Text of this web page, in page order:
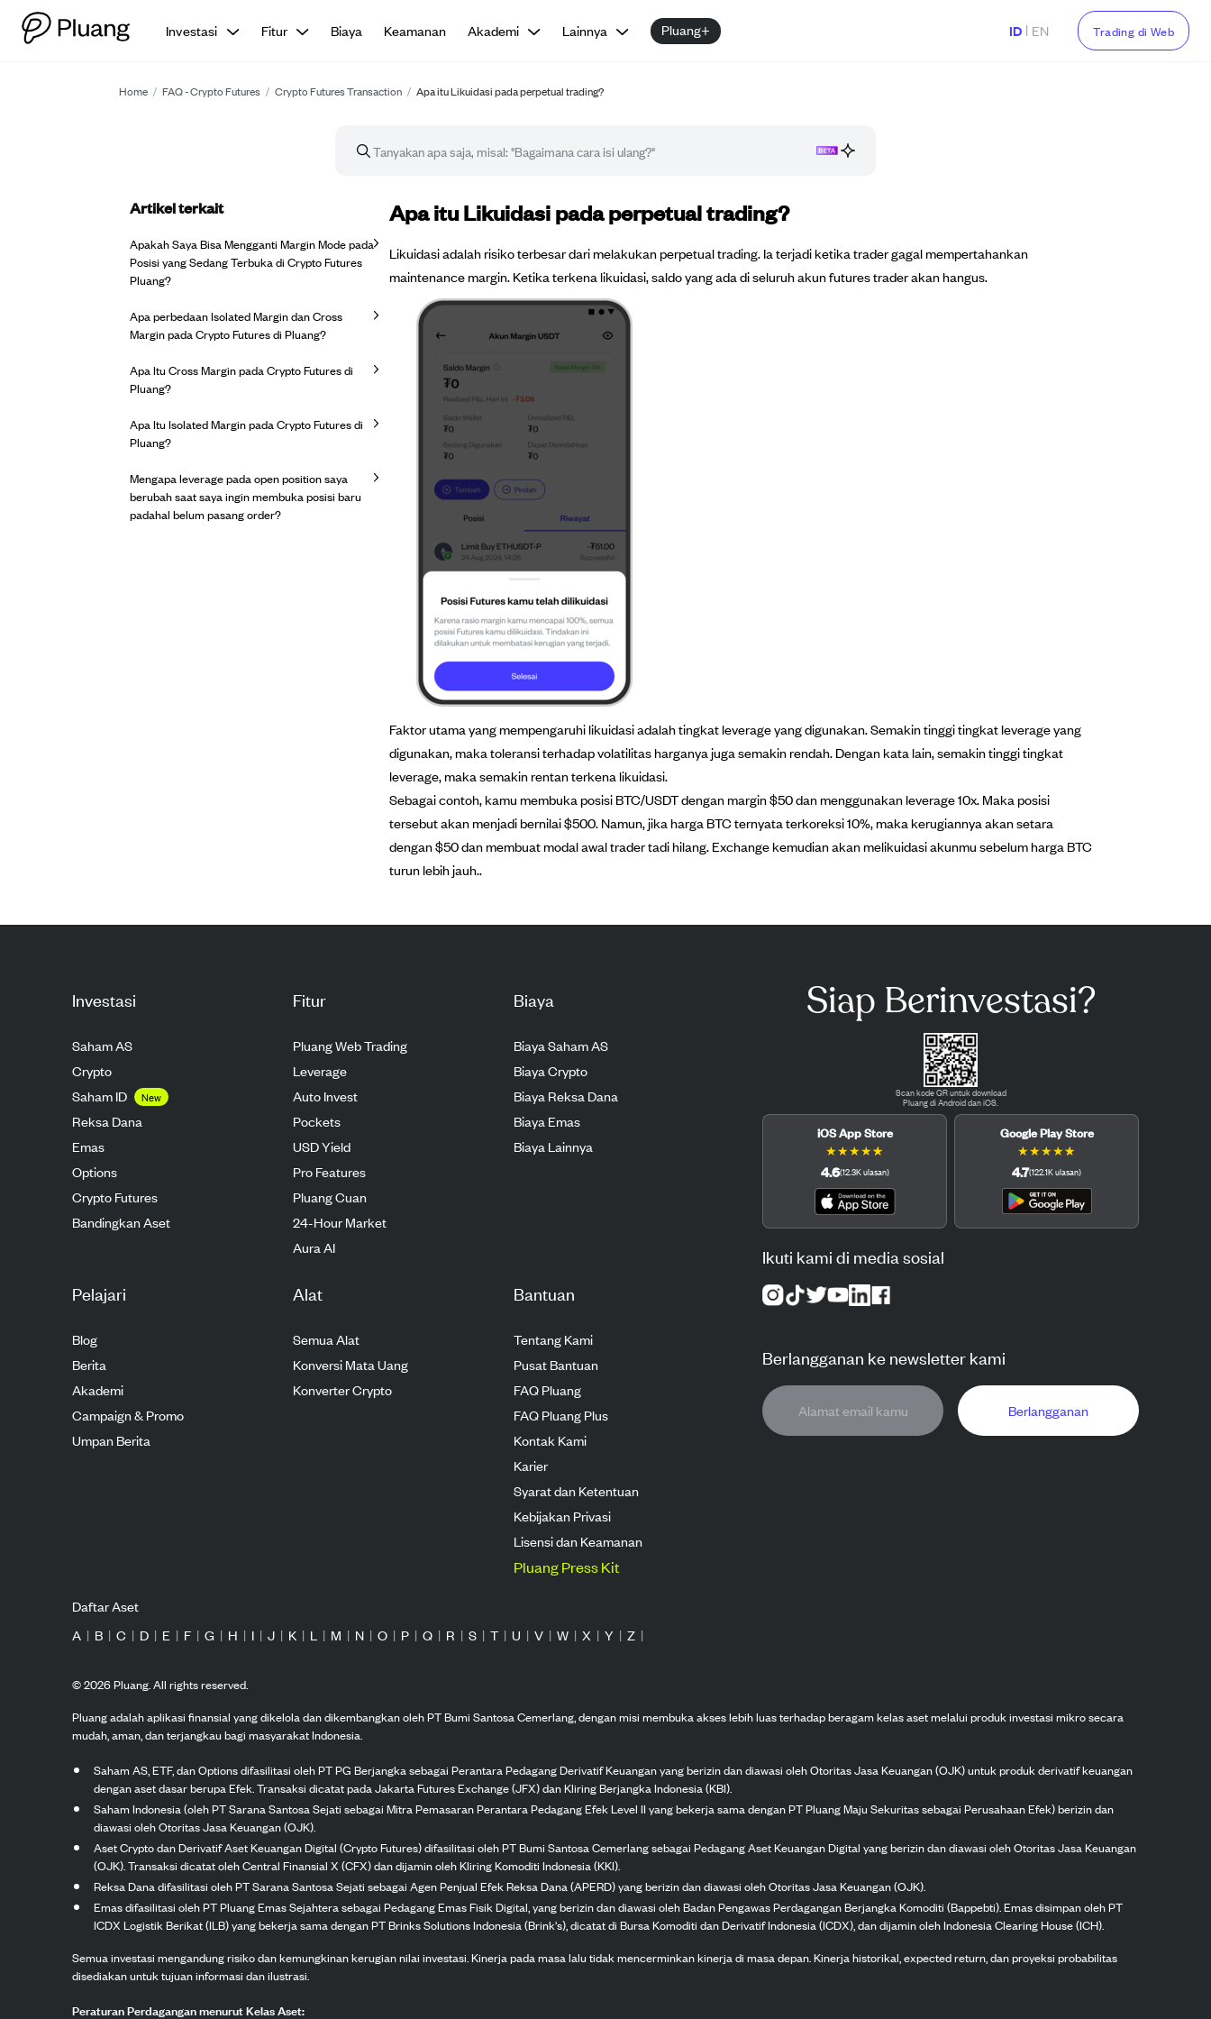
Investasi Fitur Biaya Keamanan Akademi Lainnya Pluang+ ID | EN Trading di Web
Home / FAQ - Crypto Futures / Crypto Futures Transaction / Apa itu Likuidasi pada perpetual trading?
Artikel FAQ
Apa itu Likuidasi pada perpetual trading?
Likuidasi adalah risiko terbesar dari melakukan perpetual trading. Ia terjadi ketika trader gagal mempertahankan
maintenance margin. Ketika terkena likuidasi, saldo yang ada di seluruh akun futures trader akan hangus.
Faktor utama yang mempengaruhi likuidasi adalah tingkat leverage yang digunakan. Semakin tinggi tingkat leverage yang
digunakan, maka toleransi terhadap volatilitas harganya juga semakin rendah. Dengan kata lain, semakin tinggi tingkat
leverage, maka semakin rentan terkena likuidasi.
Sebagai contoh, kamu membuka posisi BTC/USDT dengan margin $50 dan menggunakan leverage 10x. Maka posisi
tersebut akan menjadi bernilai $500. Namun, jika harga BTC ternyata terkoreksi 10%, maka kerugiannya akan setara
dengan $50 dan membuat modal awal trader tadi hilang. Exchange kemudian akan melikuidasi akunmu sebelum harga BTC
turun lebih jauh..
Artikel terkait
Apakah Saya Bisa Mengganti Margin Mode pada
Posisi yang Sedang Terbuka di Crypto Futures
Pluang?
Apa perbedaan Isolated Margin dan Cross
Margin pada Crypto Futures di Pluang?
Apa Itu Cross Margin pada Crypto Futures di
Pluang?
Apa Itu Isolated Margin pada Crypto Futures di
Pluang?
Mengapa leverage pada open position saya
berubah saat saya ingin membuka posisi baru
padahal belum pasang order?
Investasi
Saham AS
Crypto
Saham ID
New
Reksa Dana
Emas
Options
Crypto Futures
Bandingkan Aset
Fitur
Pluang Web Trading
Leverage
Auto Invest
Pockets
USD Yield
Pro Features
Pluang Cuan
24-Hour Market
Aura AI
Biaya
Biaya Saham AS
Biaya Crypto
Biaya Reksa Dana
Biaya Emas
Biaya Lainnya
Pelajari
Blog
Berita
Akademi
Campaign & Promo
Umpan Berita
Alat
Semua Alat
Konversi Mata Uang
Konverter Crypto
Bantuan
Tentang Kami
Pusat Bantuan
FAQ Pluang
FAQ Pluang Plus
Kontak Kami
Karier
Syarat dan Ketentuan
Kebijakan Privasi
Lisensi dan Keamanan
Pluang Press Kit
Siap Berinvestasi?
Scan kode QR untuk download
Pluang di Android dan iOS.
iOS App Store
★★★★★
4.6(12.3Kulasan)
Google Play Store
★★★★★
4.7(122.1Kulasan)
Ikuti kami di media sosial
Berlangganan ke newsletter kami
Berlangganan
Daftar Aset
A | B | C | D | E | F | G | H | I | J | K | L | M | N | O | P | Q | R | S | T | U | V | W | X | Y | Z |
©2026Pluang. All rights reserved.
Pluang adalah aplikasi finansial yang dikelola dan dikembangkan oleh PT Bumi Santosa Cemerlang, dengan misi membuka akses lebih luas terhadap beragam kelas aset melalui produk investasi mikro secara
mudah, aman, dan terjangkau bagi masyarakat Indonesia.
Saham AS, ETF, dan Options difasilitasi oleh PT PG Berjangka sebagai Perantara Pedagang Derivatif Keuangan yang berizin dan diawasi oleh Otoritas Jasa Keuangan (OJK) untuk produk derivatif keuangan
dengan aset dasar berupa Efek. Transaksi dicatat pada Jakarta Futures Exchange (JFX) dan Kliring Berjangka Indonesia (KBI).
Saham Indonesia (oleh PT Sarana Santosa Sejati sebagai Mitra Pemasaran Perantara Pedagang Efek Level II yang bekerja sama dengan PT Pluang Maju Sekuritas sebagai Perusahaan Efek) berizin dan
diawasi oleh Otoritas Jasa Keuangan (OJK).
Aset Crypto dan Derivatif Aset Keuangan Digital (Crypto Futures) difasilitasi oleh PT Bumi Santosa Cemerlang sebagai Pedagang Aset Keuangan Digital yang berizin dan diawasi oleh Otoritas Jasa Keuangan
(OJK). Transaksi dicatat oleh Central Finansial X (CFX) dan dijamin oleh Kliring Komoditi Indonesia (KKI).
Reksa Dana difasilitasi oleh PT Sarana Santosa Sejati sebagai Agen Penjual Efek Reksa Dana (APERD) yang berizin dan diawasi oleh Otoritas Jasa Keuangan (OJK).
Emas difasilitasi oleh PT Pluang Emas Sejahtera sebagai Pedagang Emas Fisik Digital, yang berizin dan diawasi oleh Badan Pengawas Perdagangan Berjangka Komoditi (Bappebti). Emas disimpan oleh PT
ICDX Logistik Berikat (ILB) yang bekerja sama dengan PT Brinks Solutions Indonesia (Brink's), dicatat di Bursa Komoditi dan Derivatif Indonesia (ICDX), dan dijamin oleh Indonesia Clearing House (ICH).
Semua investasi mengandung risiko dan kemungkinan kerugian nilai investasi. Kinerja pada masa lalu tidak mencerminkan kinerja di masa depan. Kinerja historikal, expected return, dan proyeksi probabilitas
disediakan untuk tujuan informasi dan ilustrasi.
Peraturan Perdagangan menurut Kelas Aset: